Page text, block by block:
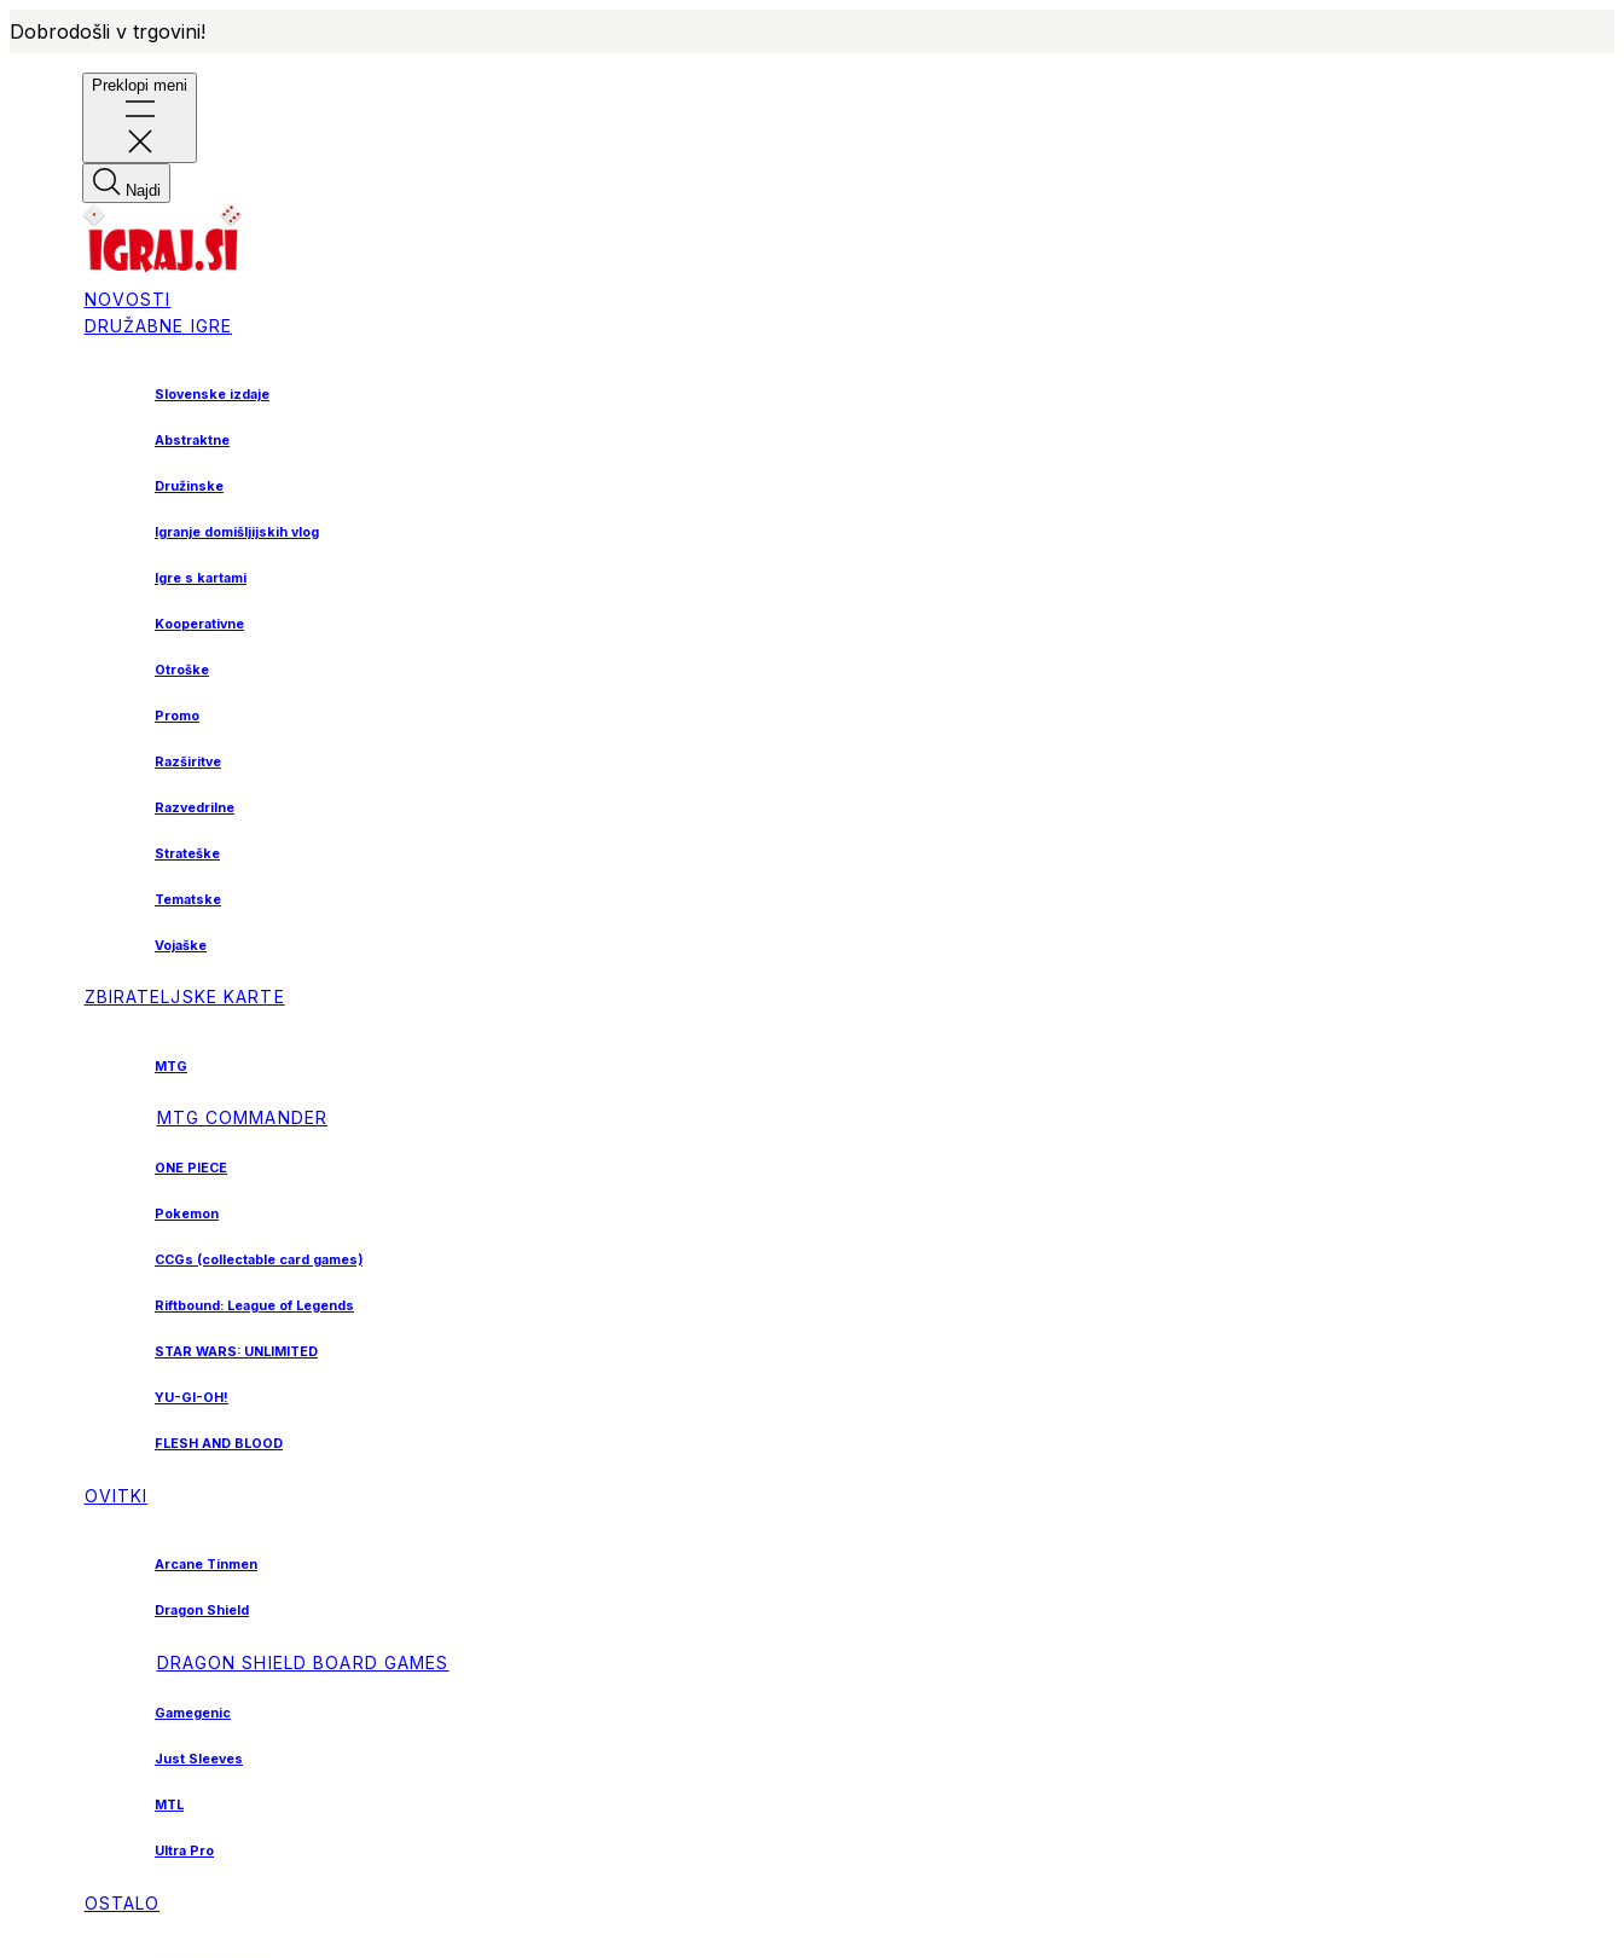
Dobrodošli v trgovini!
Preklopi meni
Najdi
NOVOSTI
DRUŽABNE IGRE
Slovenske izdaje
Abstraktne
Družinske
Igranje domišljijskih vlog
Igre s kartami
Kooperativne
Otroške
Promo
Razširitve
Razvedrilne
Strateške
Tematske
Vojaške
ZBIRATELJSKE KARTE
MTG
MTG COMMANDER
ONE PIECE
Pokemon
CCGs (collectable card games)
Riftbound: League of Legends
STAR WARS: UNLIMITED
YU-GI-OH!
FLESH AND BLOOD
OVITKI
Arcane Tinmen
Dragon Shield
DRAGON SHIELD BOARD GAMES
Gamegenic
Just Sleeves
MTL
Ultra Pro
OSTALO